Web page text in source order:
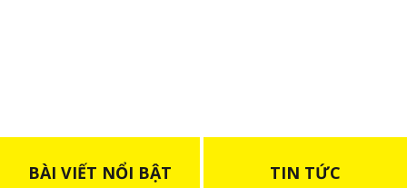
BÀI VIẾT NỔI BẬT TIN TỨC